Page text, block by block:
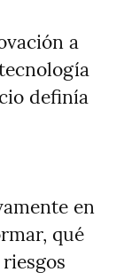
a
definía
en
qué